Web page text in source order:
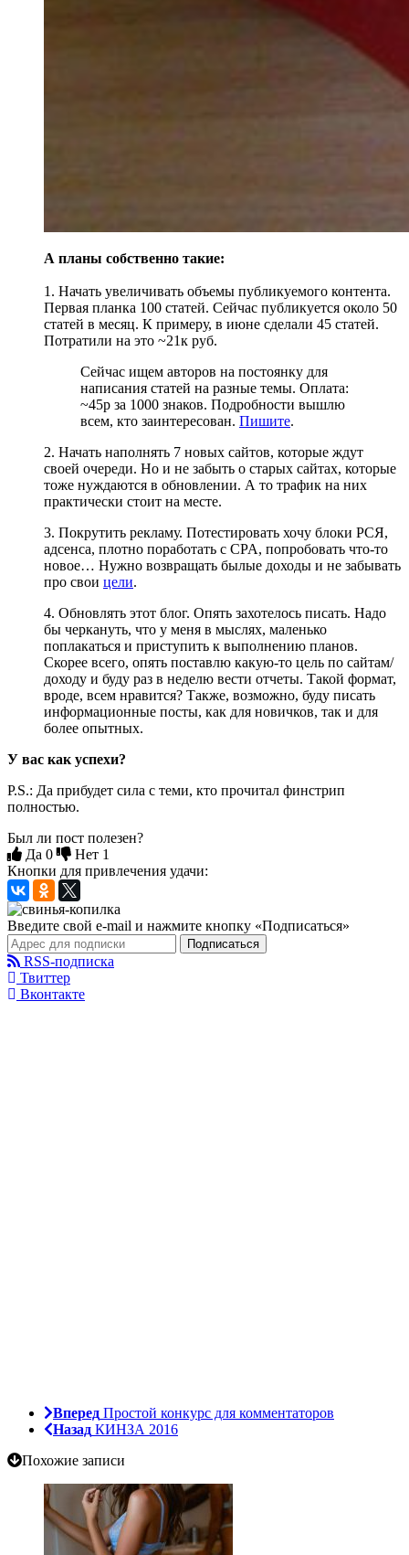
А планы собственно такие:
1. Начать увеличивать объемы публикуемого контента.
Первая планка 100 статей. Сейчас публикуется около 50
статей в месяц. К примеру, в июне сделали 45 статей.
Потратили на это ~21к руб.
Сейчас ищем авторов на постоянку для
написания статей на разные темы. Оплата:
~45р за 1000 знаков. Подробности вышлю
всем, кто заинтересован. Пишите.
2. Начать наполнять 7 новых сайтов, которые ждут
своей очереди. Но и не забыть о старых сайтах, которые
тоже нуждаются в обновлении. А то трафик на них
практически стоит на месте.
3. Покрутить рекламу. Потестировать хочу блоки РСЯ,
адсенса, плотно поработать с CPA, попробовать что-то
новое… Нужно возвращать былые доходы и не забывать
про свои цели.
4. Обновлять этот блог. Опять захотелось писать. Надо
бы черкануть, что у меня в мыслях, маленько
поплакаться и приступить к выполнению планов.
Скорее всего, опять поставлю какую-то цель по сайтам/
доходу и буду раз в неделю вести отчеты. Такой формат,
вроде, всем нравится? Также, возможно, буду писать
информационные посты, как для новичков, так и для
более опытных.
У вас как успехи?
P.S.: Да прибудет сила с теми, кто прочитал финстрип
полностью.
Был ли пост полезен?
Да 0 Нет 1
Кнопки для привлечения удачи:
Введите свой e-mail и нажмите кнопку «Подписаться»
Подписаться
RSS-подписка
Твиттер
Вконтакте
Вперед Простой конкурс для комментаторов
Назад КИНЗА 2016
Похожие записи